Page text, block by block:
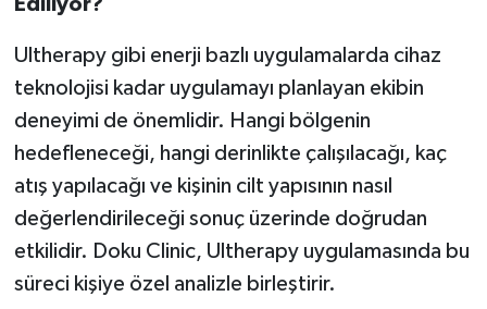
Ediliyor?
Ultherapy gibi enerji bazlı uygulamalarda cihaz
teknolojisi kadar uygulamayı planlayan ekibin
deneyimi de önemlidir. Hangi bölgenin
hedefleneceği, hangi derinlikte çalışılacağı, kaç
atış yapılacağı ve kişinin cilt yapısının nasıl
değerlendirileceği sonuç üzerinde doğrudan
etkilidir. Doku Clinic, Ultherapy uygulamasında bu
süreci kişiye özel analizle birleştirir.